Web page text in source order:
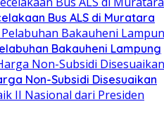
Bus ALS di Muratara
Bakauheni Lampung
Non-Subsidi Disesuaikan